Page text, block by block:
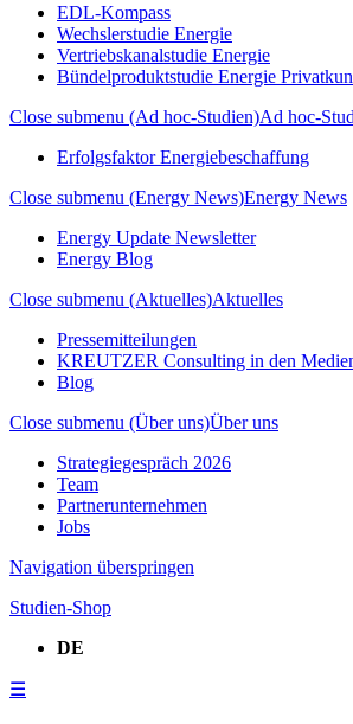
EDL-Kompass
Wechslerstudie Energie
Vertriebskanalstudie Energie
Bündelproduktstudie Energie
Close submenu (Ad hoc-Studien)Ad hoc-
Erfolgsfaktor Energiebeschaffung
Close submenu (Energy News)Energy News
Energy Update Newsletter
Energy Blog
Close submenu (Aktuelles)Aktuelles
Pressemitteilungen
KREUTZER Consulting in den
Blog
Close submenu (Über uns)Über uns
Strategiegespräch 2026
Team
Partnerunternehmen
Jobs
Navigation überspringen
Studien-Shop
DE
☰